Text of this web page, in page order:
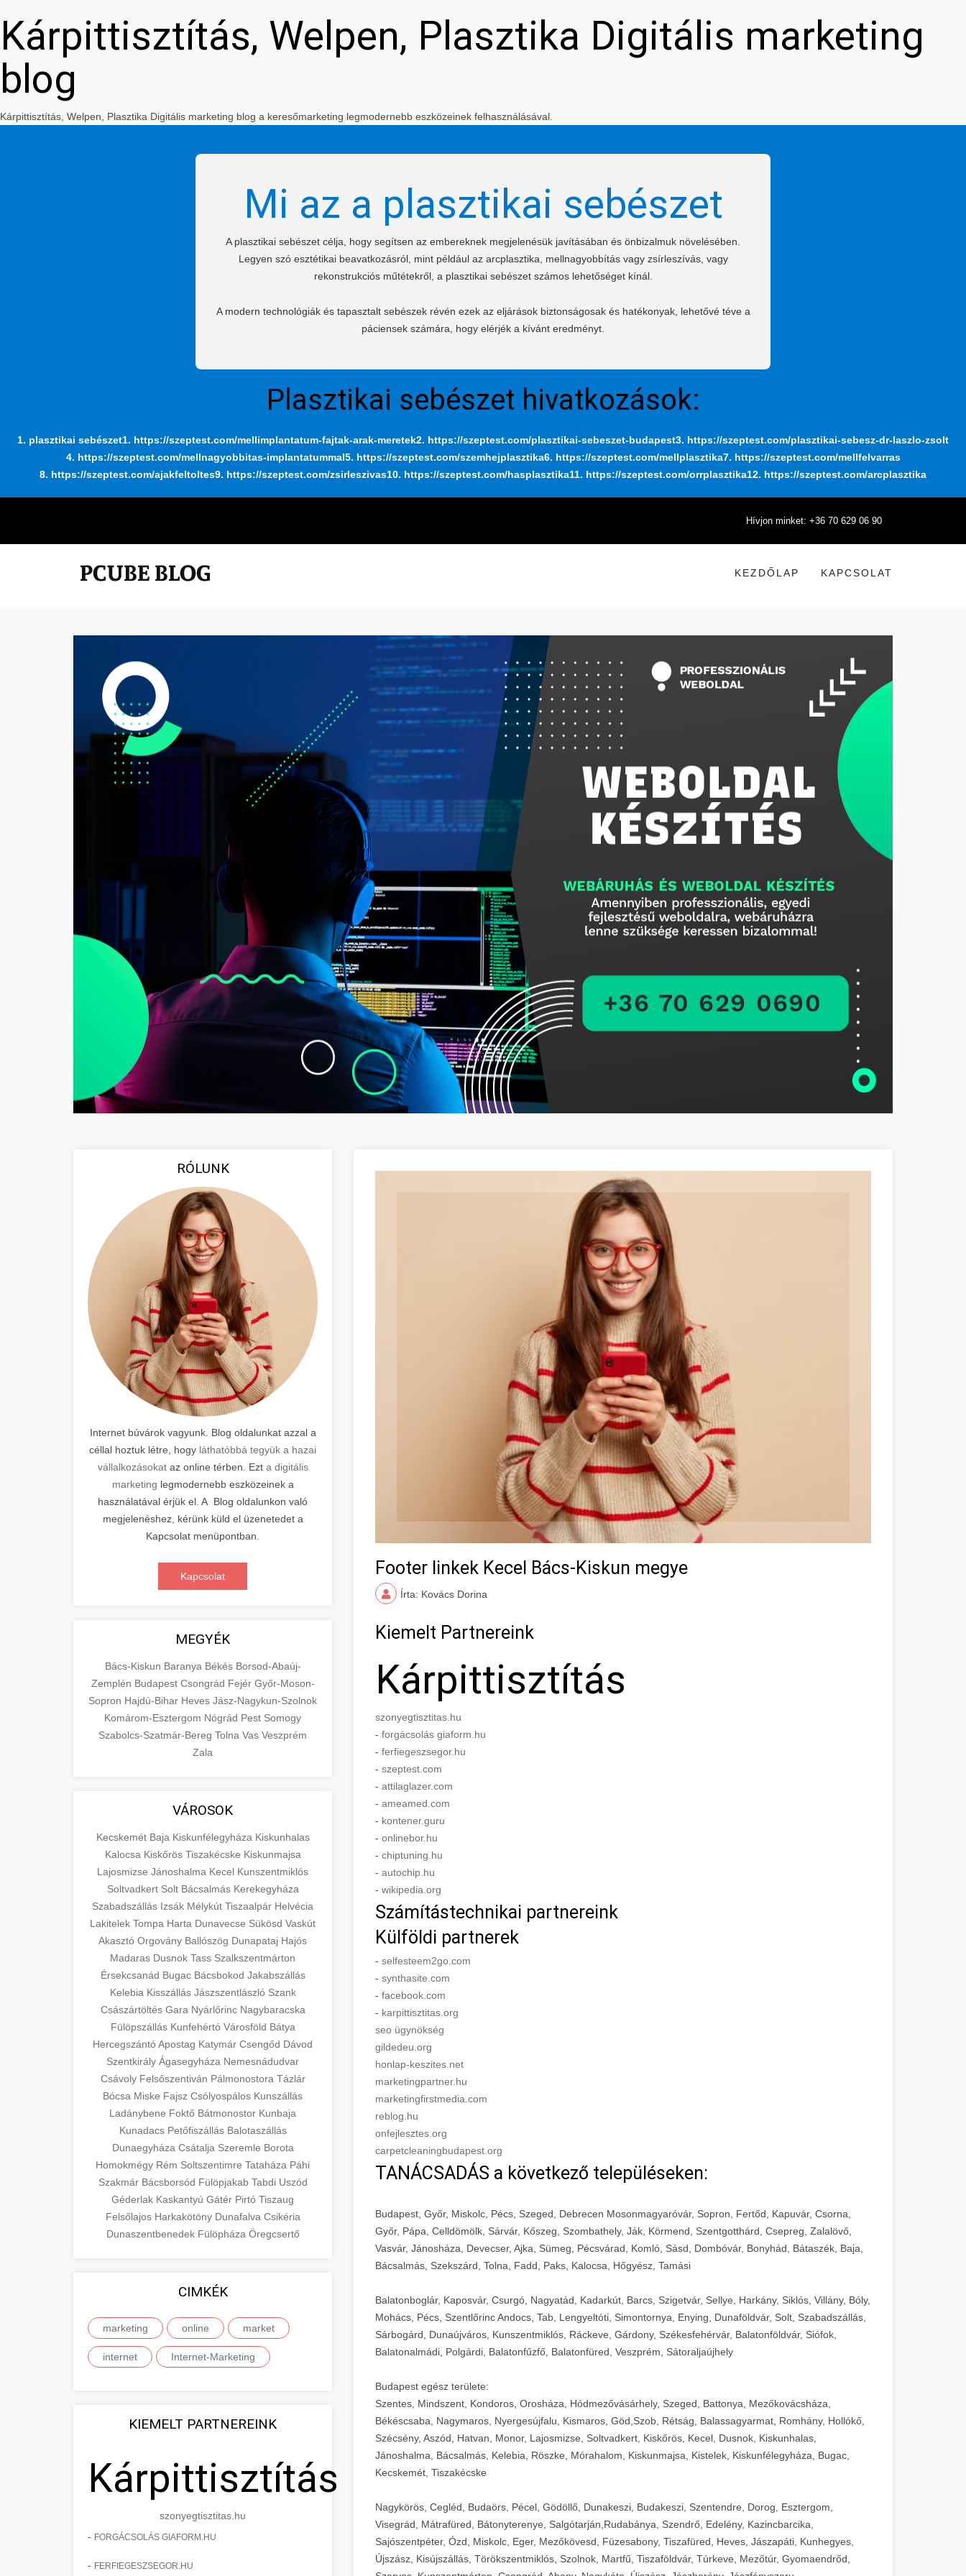
Kárpittisztítás, Welpen, Plasztika Digitális marketing
blog
Kárpittisztítás, Welpen, Plasztika Digitális marketing blog a keresőmarketing legmodernebb eszközeinek felhasználásával.
Mi az a plasztikai sebészet
A plasztikai sebészet célja, hogy segítsen az embereknek megjelenésük javításában és önbizalmuk növelésében.
Legyen szó esztétikai beavatkozásról, mint például az arcplasztika, mellnagyobbítás vagy zsírleszívás, vagy
rekonstrukciós műtétekről, a plasztikai sebészet számos lehetőséget kínál.
A modern technológiák és tapasztalt sebészek révén ezek az eljárások biztonságosak és hatékonyak, lehetővé téve a
páciensek számára, hogy elérjék a kívánt eredményt.
Plasztikai sebészet hivatkozások:
1. plasztikai sebészet1. https://szeptest.com/mellimplantatum-fajtak-arak-meretek2. https://szeptest.com/plasztikai-sebeszet-budapest3. https://szeptest.com/plasztikai-sebesz-dr-laszlo-zsolt
4. https://szeptest.com/mellnagyobbitas-implantatummal5. https://szeptest.com/szemhejplasztika6. https://szeptest.com/mellplasztika7. https://szeptest.com/mellfelvarras
8. https://szeptest.com/ajakfeltoltes9. https://szeptest.com/zsirleszivas10. https://szeptest.com/hasplasztika11. https://szeptest.com/orrplasztika12. https://szeptest.com/arcplasztika
Hívjon minket: +36 70 629 06 90
KEZDŐLAP KAPCSOLAT
RÓLUNK
Internet búvárok vagyunk. Blog oldalunkat azzal a
céllal hoztuk létre, hogy láthatóbbá tegyük a hazai
vállalkozásokataz online térben. Ezt a digitális
marketing legmodernebb eszközeinek a
használatával érjük el. A Blog oldalunkon való
megjelenéshez, kérünk küld el üzenetedet a
Kapcsolat menüpontban.
Kapcsolat
MEGYÉK
Bács-Kiskun Baranya Békés Borsod-Abaúj-
Zemplén Budapest Csongrád Fejér Győr-Moson-
Sopron Hajdú-Bihar Heves Jász-Nagykun-Szolnok
Komárom-Esztergom Nógrád Pest Somogy
Szabolcs-Szatmár-Bereg Tolna Vas Veszprém
Zala
VÁROSOK
Kecskemét Baja Kiskunfélegyháza Kiskunhalas
Kalocsa Kiskőrös Tiszakécske Kiskunmajsa
Lajosmizse Jánoshalma Kecel Kunszentmiklós
Soltvadkert Solt Bácsalmás Kerekegyháza
Szabadszállás Izsák Mélykút Tiszaalpár Helvécia
Lakitelek Tompa Harta Dunavecse Sükösd Vaskút
Akasztó Orgovány Ballószög Dunapataj Hajós
Madaras Dusnok Tass Szalkszentmárton
Érsekcsanád Bugac Bácsbokod Jakabszállás
Kelebia Kisszállás Jászszentlászló Szank
Császártöltés Gara Nyárlőrinc Nagybaracska
Fülöpszállás Kunfehértó Városföld Bátya
HercegszántóApostag Katymár Csengőd Dávod
Szentkirály Ágasegyháza Nemesnádudvar
Csávoly Felsőszentiván Pálmonostora Tázlár
Bócsa Miske Fajsz Csólyospálos Kunszállás
Ladánybene Foktő Bátmonostor Kunbaja
Kunadacs Petőfiszállás Balotaszállás
Dunaegyháza Csátalja Szeremle Borota
Homokmégy Rém Soltszentimre Tataháza Páhi
Szakmár Bácsborsód Fülöpjakab Tabdi Uszód
Géderlak Kaskantyú Gátér Pirtó Tiszaug
Felsőlajos Harkakötöny Dunafalva Csikéria
Dunaszentbenedek Fülöpháza Öregcsertő
CIMKÉK
marketing online market
internet Internet-Marketing
KIEMELT PARTNEREINK
Kárpittisztítás
szonyegtisztitas.hu
- FORGÁCSOLÁS GIAFORM.HU
- FERFIEGESZSEGOR.HU
Footer linkek Kecel Bács-Kiskun megye
Írta: Kovács Dorina
Kiemelt Partnereink
Kárpittisztítás
szonyegtisztitas.hu
- forgácsolás giaform.hu
- ferfiegeszsegor.hu
- szeptest.com
- attilaglazer.com
- ameamed.com
- kontener.guru
- onlinebor.hu
- chiptuning.hu
- autochip.hu
- wikipedia.org
Számítástechnikai partnereink
Külföldi partnerek
- selfesteem2go.com
- synthasite.com
- facebook.com
- karpittisztitas.org
seo ügynökség
gildedeu.org
honlap-keszites.net
marketingpartner.hu
marketingfirstmedia.com
reblog.hu
onfejlesztes.org
carpetcleaningbudapest.org
TANÁCSADÁS a következő településeken:
Budapest, Győr, Miskolc, Pécs, Szeged, Debrecen Mosonmagyaróvár, Sopron, Fertőd, Kapuvár, Csorna,
Győr, Pápa, Celldömölk, Sárvár, Kőszeg, Szombathely, Ják, Körmend, Szentgotthárd, Csepreg, Zalalövő,
Vasvár, Jánosháza, Devecser, Ajka, Sümeg, Pécsvárad, Komló, Sásd, Dombóvár, Bonyhád, Bátaszék, Baja,
Bácsalmás, Szekszárd, Tolna, Fadd, Paks, Kalocsa, Hőgyész, Tamási
Balatonboglár, Kaposvár, Csurgó, Nagyatád, Kadarkút, Barcs, Szigetvár, Sellye, Harkány, Siklós, Villány, Bóly,
Mohács, Pécs, Szentlőrinc Andocs, Tab, Lengyeltóti, Simontornya, Enying, Dunaföldvár, Solt, Szabadszállás,
Sárbogárd, Dunaújváros, Kunszentmiklós, Ráckeve, Gárdony, Székesfehérvár, Balatonföldvár, Siófok,
Balatonalmádi, Polgárdi, Balatonfűzfő, Balatonfüred, Veszprém, Sátoraljaújhely
Budapest egész területe:
Szentes, Mindszent, Kondoros, Orosháza, Hódmezővásárhely, Szeged, Battonya, Mezőkovácsháza,
Békéscsaba, Nagymaros, Nyergesújfalu, Kismaros, Göd,Szob, Rétság, Balassagyarmat, Romhány, Hollókő,
Szécsény, Aszód, Hatvan, Monor, Lajosmizse, Soltvadkert, Kiskőrös, Kecel, Dusnok, Kiskunhalas,
Jánoshalma, Bácsalmás, Kelebia, Röszke, Mórahalom, Kiskunmajsa, Kistelek, Kiskunfélegyháza, Bugac,
Kecskemét, Tiszakécske
Nagykörös, Cegléd, Budaörs, Pécel, Gödöllő, Dunakeszi, Budakeszi, Szentendre, Dorog, Esztergom,
Visegrád, Mátrafüred, Bátonyterenye, Salgótarján,Rudabánya, Szendrő, Edelény, Kazincbarcika,
Sajószentpéter, Ózd, Miskolc, Eger, Mezőkövesd, Füzesabony, Tiszafüred, Heves, Jászapáti, Kunhegyes,
Újszász, Kisújszállás, Törökszentmiklós, Szolnok, Martfű, Tiszaföldvár, Túrkeve, Mezőtúr, Gyomaendrőd,